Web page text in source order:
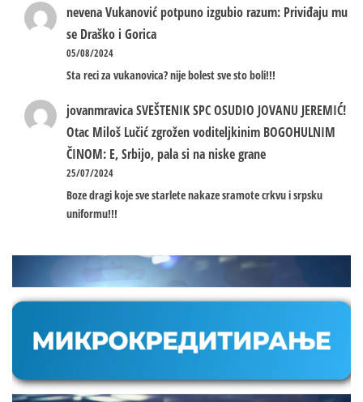
nevenaVukanović potpuno izgubio razum: Priviđaju mu
se Draško i Gorica
05/08/2024
Sta reci za vukanovica? nije bolest sve sto boli!!!
jovanmravicaSVEŠTENIK SPC OSUDIO JOVANU JEREMIĆ!
Otac Miloš Lučić zgrožen voditeljkinim BOGOHULNIM
ČINOM: E, Srbijo, pala si na niske grane
25/07/2024
Boze dragi koje sve starlete nakaze sramote crkvu i srpsku
uniformu!!!